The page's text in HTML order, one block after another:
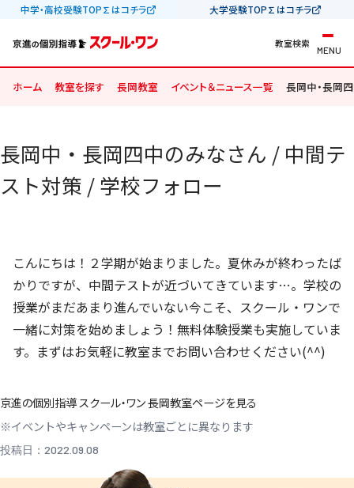
中学・高校受験TOP∑はコチラ 大学受験TOP∑はコチラ
教室検索
MENU
ホーム 教室を探す 長岡教室 イベント＆ニュース一覧 長岡中・長岡
長岡中・長岡四中のみなさん / 中間テ
スト対策 / 学校フォロー
こんにちは！２学期が始まりました。夏休みが終わったば
かりですが、中間テストが近づいてきています…。学校の
授業がまだあまり進んでいない今こそ、スクール・ワンで
一緒に対策を始めましょう！無料体験授業も実施していま
す。まずはお気軽に教室までお問い合わせください(^^)
京進の個別指導 スクール・ワン 長岡教室ページを見る
※イベントやキャンペーンは教室ごとに異なります
投稿日：2022.09.08